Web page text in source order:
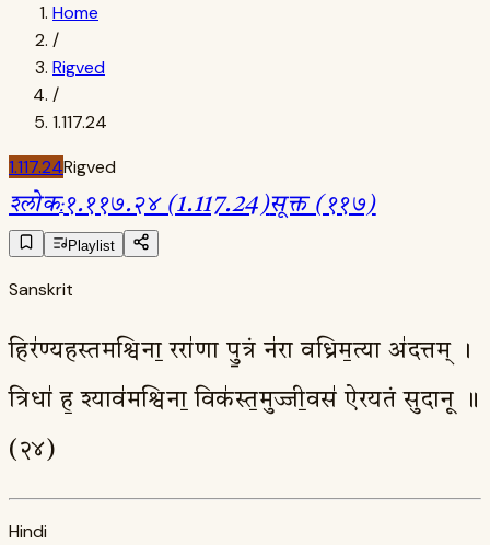
Home
/
Rigved
/
1.117.24
1.117.24Rigved
श्लोक:१.११७.२४ (1.117.24)सूक्त (११७)
Playlist
Sanskrit
हिर॑ण्यहस्तमश्विना॒ ररा॑णा पु॒त्रं न॑रा वध्रिम॒त्या अ॑दत्तम् ।
त्रिधा॑ ह॒ श्याव॑मश्विना॒ विक॑स्त॒मुज्जी॒वस॑ ऐरयतं सुदानू ॥
(२४)
Hindi